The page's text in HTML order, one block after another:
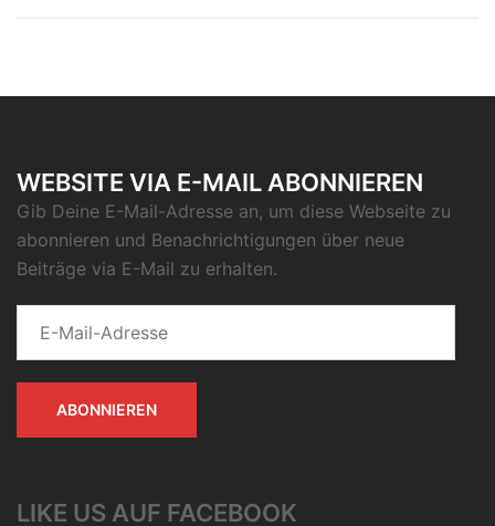
WEBSITE VIA E-MAIL ABONNIEREN
Gib Deine E-Mail-Adresse an, um diese Webseite zu
abonnieren und Benachrichtigungen über neue
Beiträge via E-Mail zu erhalten.
ABONNIEREN
LIKE US AUF FACEBOOK